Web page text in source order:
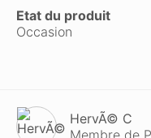
Etat du produit
Occasion
HervÃ© C
Membre de